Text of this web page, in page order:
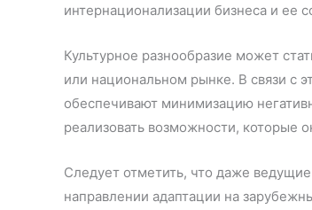
интернационализации бизнеса и ее
Культурное разнообразие может
или национальном рынке. В связи с
обеспечивают минимизацию
реализовать возможности, которые
Следует отметить, что даже
направлении адаптации на